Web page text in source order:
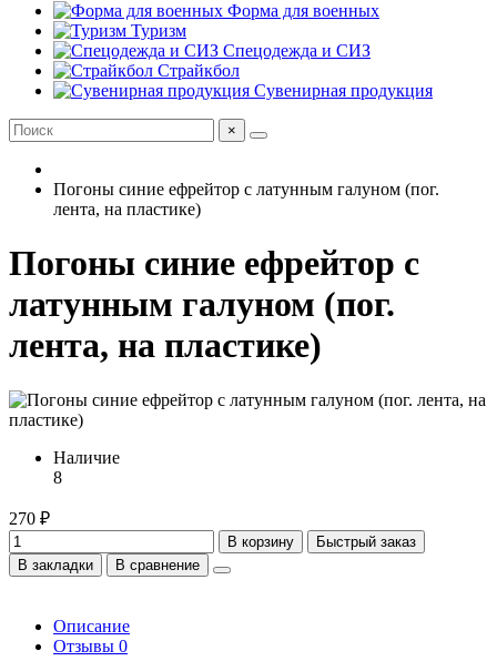
Форма для военных
Туризм
Спецодежда и СИЗ
Страйкбол
Сувенирная продукция
×
Погоны синие ефрейтор с латунным галуном (пог.
лента, на пластике)
Погоны синие ефрейтор с
латунным галуном (пог.
лента, на пластике)
Наличие
8
270 ₽
В корзину
Быстрый заказ
В закладки
В сравнение
Описание
Отзывы 0